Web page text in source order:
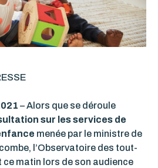
– Alors que se déroule
sur les services de
menée par le ministre de
l’Observatoire des tout-
ce matin lors de son audience